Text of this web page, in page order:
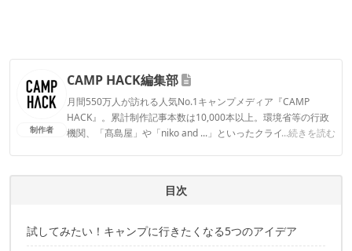
制作者
CAMP HACK編集部
月間550万人が訪れる人気No.1キャンプメディア『CAMP
HACK』。累計制作記事本数は10,000本以上。環境省等の行政
機関、「髙島屋」や「niko and ...」といったクライアントとの
...続きを読む
CAMP HACK編集部のプロフィール
目次
試してみたい！キャンプに行きたくなる5つのアイデア